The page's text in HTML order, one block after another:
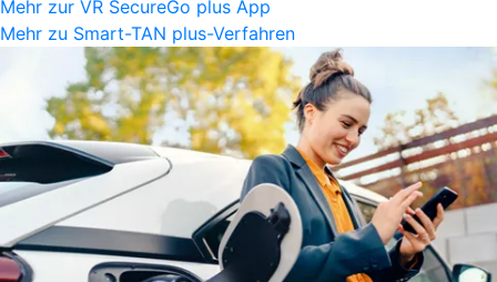
Mehr zur VR SecureGo plus App
Mehr zu Smart-TAN plus-Verfahren